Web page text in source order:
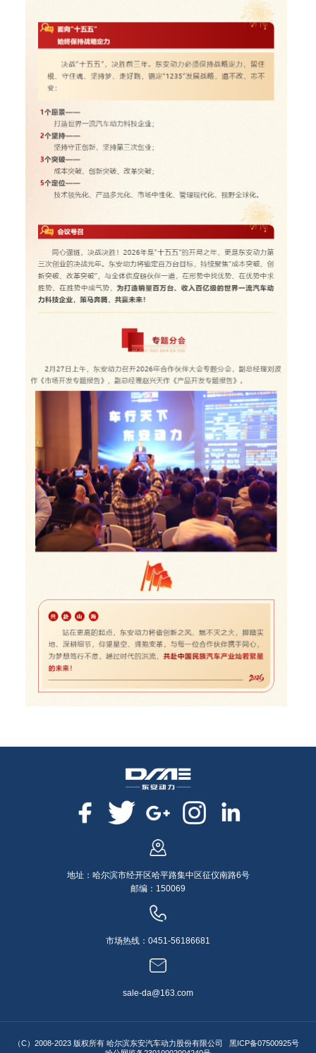
地址：哈尔滨市经开区哈平路集中区征仪南路6号
邮编：150069
市场热线：0451-56186681
sale-da@163.com
（C）2008-2023 版权所有 哈尔滨东安汽车动力股份有限公司 黑ICP备07500925号